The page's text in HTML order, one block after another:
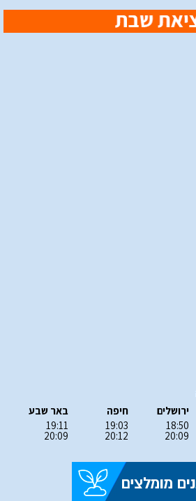
ירושלים
18:50
20:09
חיפה
19:03
20:12
באר שבע
19:11
20:09